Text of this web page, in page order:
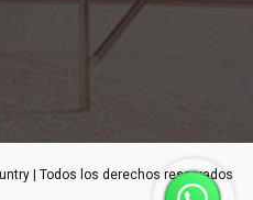
| Todos los derechos reservados